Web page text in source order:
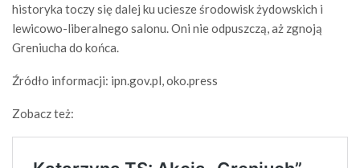
historyka toczy się dalej ku uciesze środowisk żydowskich i
lewicowo-liberalnego salonu. Oni nie odpuszczą, aż zgnoją
Greniucha do końca.
Źródło informacji: ipn.gov.pl, oko.press
Zobacz też: